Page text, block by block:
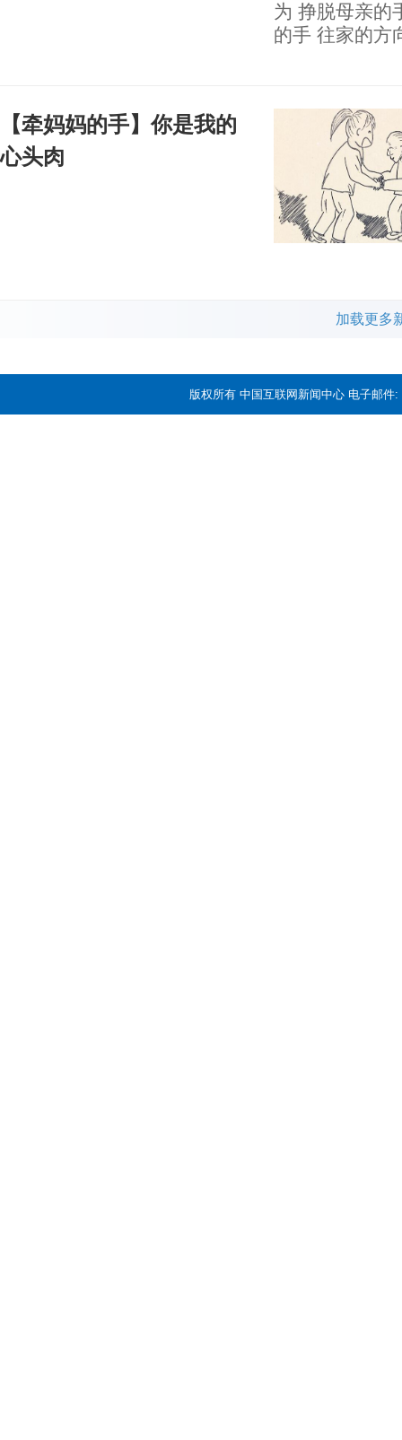
为 挣脱母亲的
的手 往家的方
【牵妈妈的手】你是我的
心头肉
加载更多
版权所有 中国互联网新闻中心 电子邮件